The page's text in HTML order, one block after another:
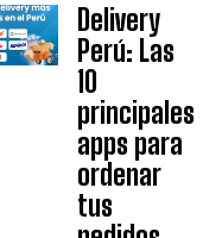
Delivery
Perú: Las
10
principales
apps para
ordenar
tus